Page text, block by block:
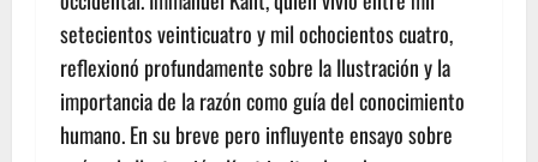
setecientos veinticuatro y mil ochocientos cuatro,
reflexionó profundamente sobre la Ilustración y la
importancia de la razón como guía del conocimiento
humano. En su breve pero influyente ensayo sobre